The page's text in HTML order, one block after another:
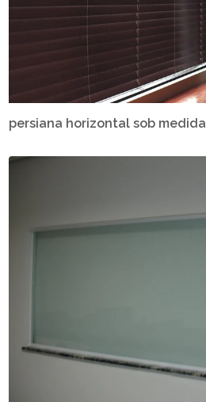
persiana horizontal sob medida